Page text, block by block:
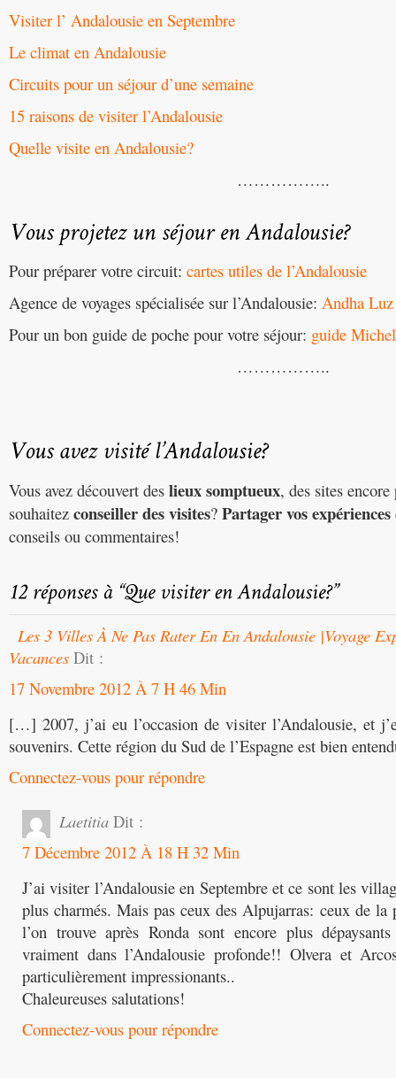
Visiter l’ Andalousie en Septembre
Le climat en Andalousie
Circuits pour un séjour d’une semaine
15 raisons de visiter l’Andalousie
Quelle visite en Andalousie?
……………..
Pour préparer votre circuit: cartes utiles de l’Andalousie
Agence de voyages spécialisée sur l’Andalousie: Andha Luz
Pour un bon guide de poche pour votre séjour: guide
……………..
Vous avez découvert des lieux somptueux, des sites
souhaitez conseiller des visites? Partager vos expériences
conseils ou commentaires!
Les 3 Villes À Ne Pas Rater En En Andalousie |Voyage
Vacances Dit :
17 Novembre 2012 À 7 H 46 Min
[…] 2007, j’ai eu l’occasion de visiter l’Andalousie, et
souvenirs. Cette région du Sud de l’Espagne est bien
Connectez-vous pour répondre
Laetitia Dit :
7 Décembre 2012 À 18 H 32 Min
J’ai visiter l’Andalousie en Septembre et ce sont les
plus charmés. Mais pas ceux des Alpujarras: ceux de la
l’on trouve après Ronda sont encore plus
vraiment dans l’Andalousie profonde!! Olvera et
particulièrement impressionants..
Chaleureuses salutations!
Connectez-vous pour répondre